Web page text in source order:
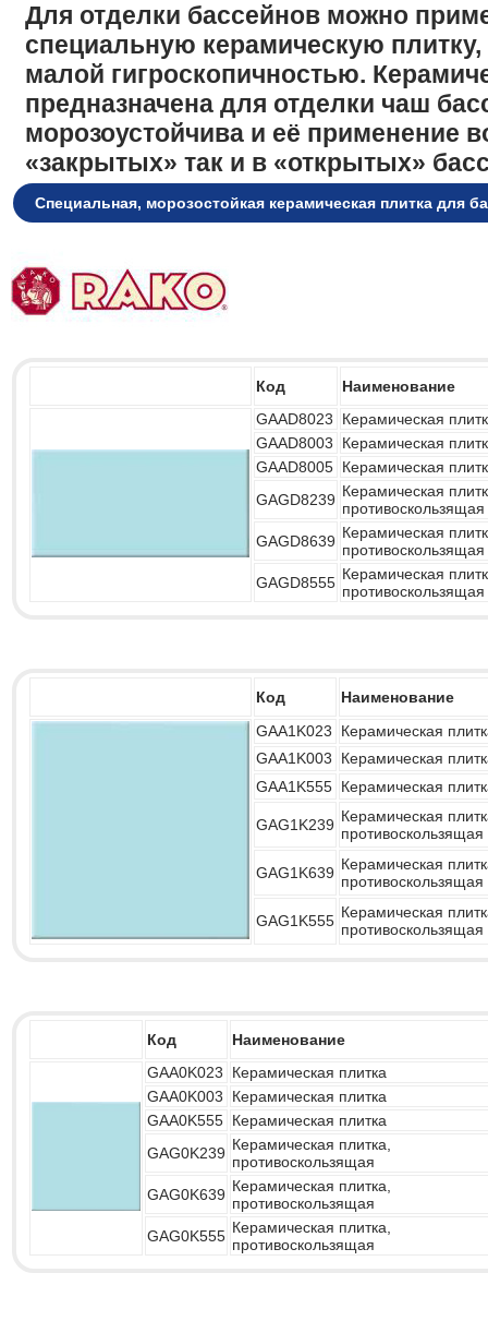
Для отделки бассейнов можно
специальную керамическую
малой гигроскопичностью.
предназначена для отделки чаш
морозоустойчива и её применение
«закрытых» так и в «открытых»
Специальная, морозостойкая керамическая плитка для
Код
Наименование
GAAD8023
Керамическая
GAAD8003
Керамическая
GAAD8005 Керамическая
GAGD8239 Керамическая
противоскользящая
GAGD8639 Керамическая
противоскользящая
GAGD8555 Керамическая
противоскользящая
Код
Наименование
GAA1K023
Керамическая
GAA1K003
Керамическая
GAA1K555 Керамическая
GAG1K239 Керамическая
противоскользящая
GAG1K639 Керамическая
противоскользящая
GAG1K555 Керамическая
противоскользящая
Код
Наименование
GAA0K023
Керамическая плитка
GAA0K003
Керамическая плитка
GAA0K555 Керамическая плитка
GAG0K239 Керамическая плитка,
противоскользящая
GAG0K639 Керамическая плитка,
противоскользящая
GAG0K555 Керамическая плитка,
противоскользящая